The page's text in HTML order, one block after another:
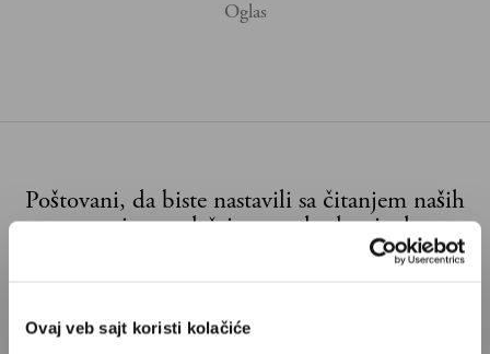
Ovaj veb sajt koristi kolačiće
Poštovani, da biste nastavili sa čitanjem naših
premium sadržaja, neophodno je da
odaberete jedan od planova pretplate.
Pretplata